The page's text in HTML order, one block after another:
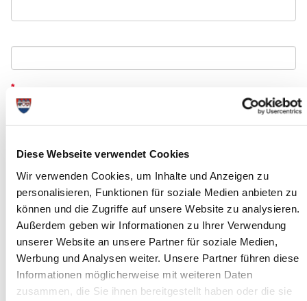
Diese Webseite verwendet Cookies
Wir verwenden Cookies, um Inhalte und Anzeigen zu
personalisieren, Funktionen für soziale Medien anbieten zu
können und die Zugriffe auf unsere Website zu analysieren.
Außerdem geben wir Informationen zu Ihrer Verwendung
unserer Website an unsere Partner für soziale Medien,
Werbung und Analysen weiter. Unsere Partner führen diese
Informationen möglicherweise mit weiteren Daten
zusammen, die Sie ihnen bereitgestellt haben oder die sie
*